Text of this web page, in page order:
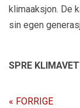
klimaaksjon. De
sin egen
SPRE
« FORRIGE